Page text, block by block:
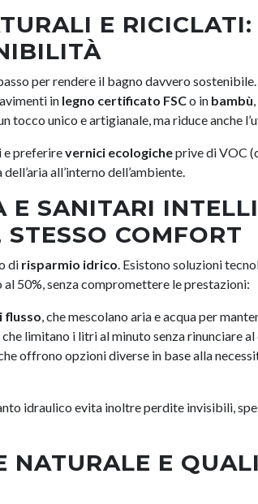
E
per rendere il bagno davvero sostenibile.
in legno certificato FSCo in bambù
tocco unico e artigianale, ma riduce anche
e preferirevernici ecologicheprive di VOC
all’interno dell’ambiente.
E SANITARI
COMFORT
di risparmio idrico . Esistono soluzioni
al 50%, senza compromettere le prestazioni:
flusso , che mescolano aria e acqua per
, che limitano i litri al minuto senza rinunciare
che offrono opzioni diverse in base alla
idraulico evita inoltre perdite invisibili,
NATURALE E